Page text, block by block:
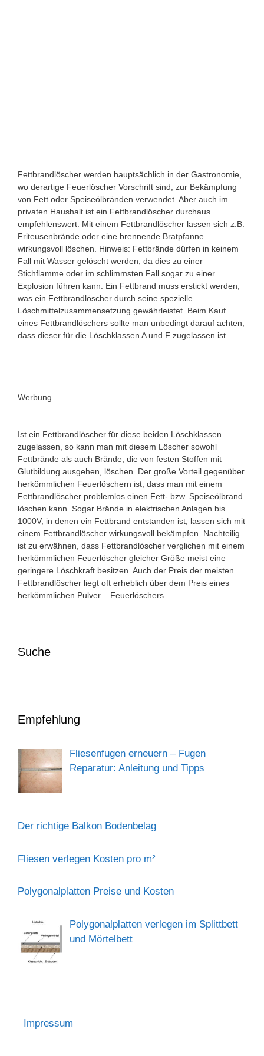
Fettbrandlöscher werden hauptsächlich in der Gastronomie,
wo derartige Feuerlöscher Vorschrift sind, zur Bekämpfung
von Fett oder Speiseölbränden verwendet. Aber auch im
privaten Haushalt ist ein Fettbrandlöscher durchaus
empfehlenswert. Mit einem Fettbrandlöscher lassen sich z.B.
Friteusenbrände oder eine brennende Bratpfanne
wirkungsvoll löschen. Hinweis: Fettbrände dürfen in keinem
Fall mit Wasser gelöscht werden, da dies zu einer
Stichflamme oder im schlimmsten Fall sogar zu einer
Explosion führen kann. Ein Fettbrand muss erstickt werden,
was ein Fettbrandlöscher durch seine spezielle
Löschmittelzusammensetzung gewährleistet. Beim Kauf
eines Fettbrandlöschers sollte man unbedingt darauf achten,
dass dieser für die Löschklassen A und F zugelassen ist.
Werbung
Ist ein Fettbrandlöscher für diese beiden Löschklassen
zugelassen, so kann man mit diesem Löscher sowohl
Fettbrände als auch Brände, die von festen Stoffen mit
Glutbildung ausgehen, löschen. Der große Vorteil gegenüber
herkömmlichen Feuerlöschern ist, dass man mit einem
Fettbrandlöscher problemlos einen Fett- bzw. Speiseölbrand
löschen kann. Sogar Brände in elektrischen Anlagen bis
1000V, in denen ein Fettbrand entstanden ist, lassen sich mit
einem Fettbrandlöscher wirkungsvoll bekämpfen. Nachteilig
ist zu erwähnen, dass Fettbrandlöscher verglichen mit einem
herkömmlichen Feuerlöscher gleicher Größe meist eine
geringere Löschkraft besitzen. Auch der Preis der meisten
Fettbrandlöscher liegt oft erheblich über dem Preis eines
herkömmlichen Pulver – Feuerlöschers.
Suche
Empfehlung
Fliesenfugen erneuern – Fugen
Reparatur: Anleitung und Tipps
Der richtige Balkon Bodenbelag
Fliesen verlegen Kosten pro m²
Polygonalplatten Preise und Kosten
Polygonalplatten verlegen im Splittbett
und Mörtelbett
Impressum